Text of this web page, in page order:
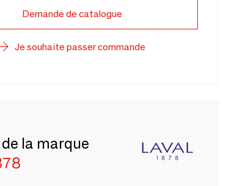
Demande de catalogue
Je souhaite passer commande
la marque